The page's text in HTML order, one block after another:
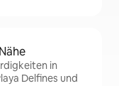
in
Delfines und